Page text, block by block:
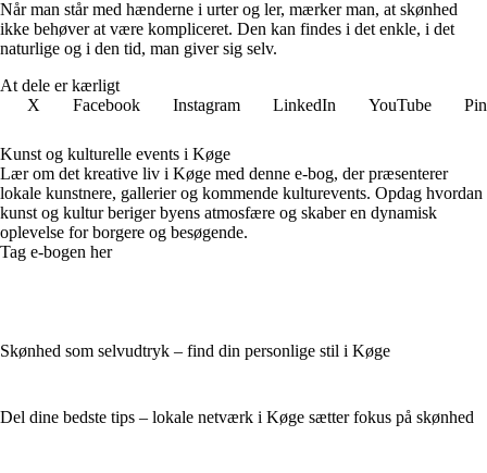
Når man står med hænderne i urter og ler, mærker man, at skønhed
ikke behøver at være kompliceret. Den kan findes i det enkle, i det
naturlige og i den tid, man giver sig selv.
At dele er kærligt
X
Facebook Instagram LinkedIn YouTube
Kunst og kulturelle events i Køge
Lær om det kreative liv i Køge med denne e-bog, der præsenterer
lokale kunstnere, gallerier og kommende kulturevents. Opdag hvordan
kunst og kultur beriger byens atmosfære og skaber en dynamisk
oplevelse for borgere og besøgende.
Tag e-bogen her
Skønhed som selvudtryk – find din personlige stil i Køge
Del dine bedste tips – lokale netværk i Køge sætter fokus på skønhed